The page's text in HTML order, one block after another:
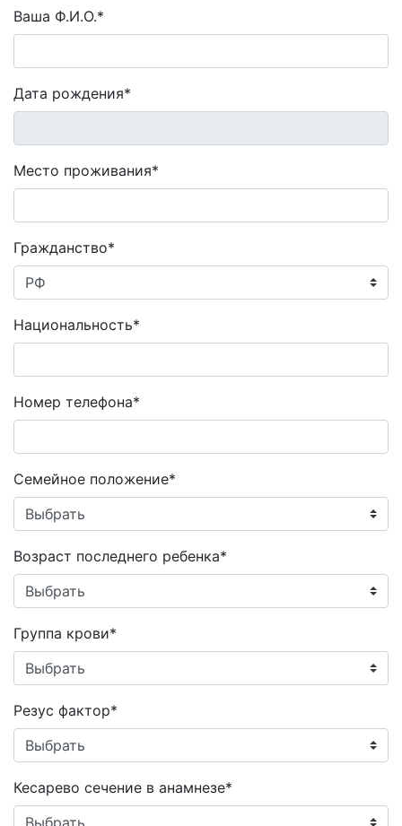
Ваша Ф.И.О.*
Дата рождения*
Место проживания*
Гражданство*
Национальность*
Номер телефона*
Семейное положение*
Возраст последнего ребенка*
Группа крови*
Резус фактор*
Кесарево сечение в анамнезе*